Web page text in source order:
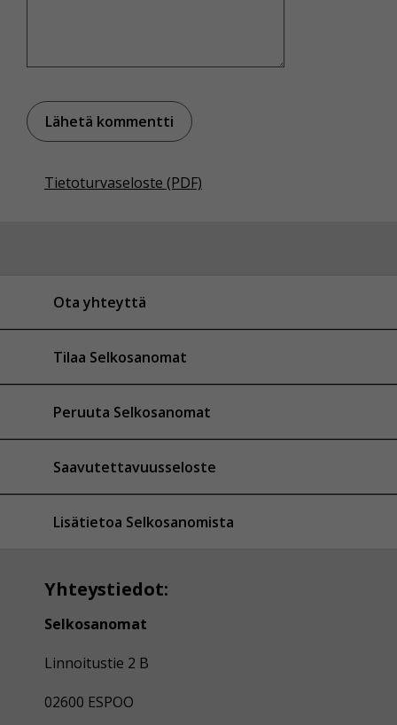
Tietoturvaseloste (PDF)
Ota yhteyttä
Tilaa Selkosanomat
Peruuta Selkosanomat
Saavutettavuusseloste
Lisätietoa Selkosanomista
Yhteystiedot:
Selkosanomat
Linnoitustie 2 B
02600 ESPOO